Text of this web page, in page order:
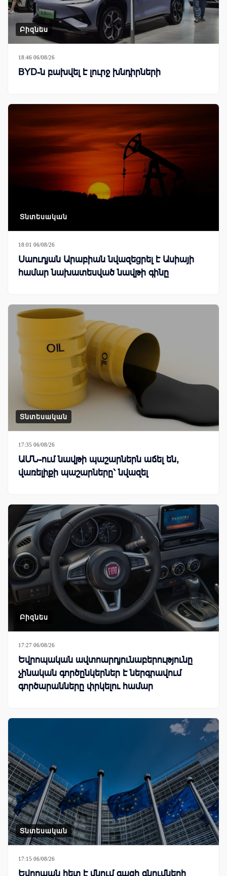
Բիզնես
18:46 06/08/26
BYD-ն բախվել է լուրջ խնդիրների
Տնտեսական
18:01 06/08/26
Սաուդյան Արաբիան նվազեցրել է Ասիայի
համար նախատեսված նավթի գինը
Տնտեսական
17:35 06/08/26
ԱՄՆ-ում նավթի պաշարներն աճել են,
վառելիքի պաշարները՝ նվազել
Բիզնես
17:27 06/08/26
Եվրոպական ավտոարդյունաբերությունը
չինական գործընկերներ է ներգրավում
գործարանները փրկելու համար
Տնտեսական
17:15 06/08/26
Եվրոպան հետ է մնում գազի գնումների